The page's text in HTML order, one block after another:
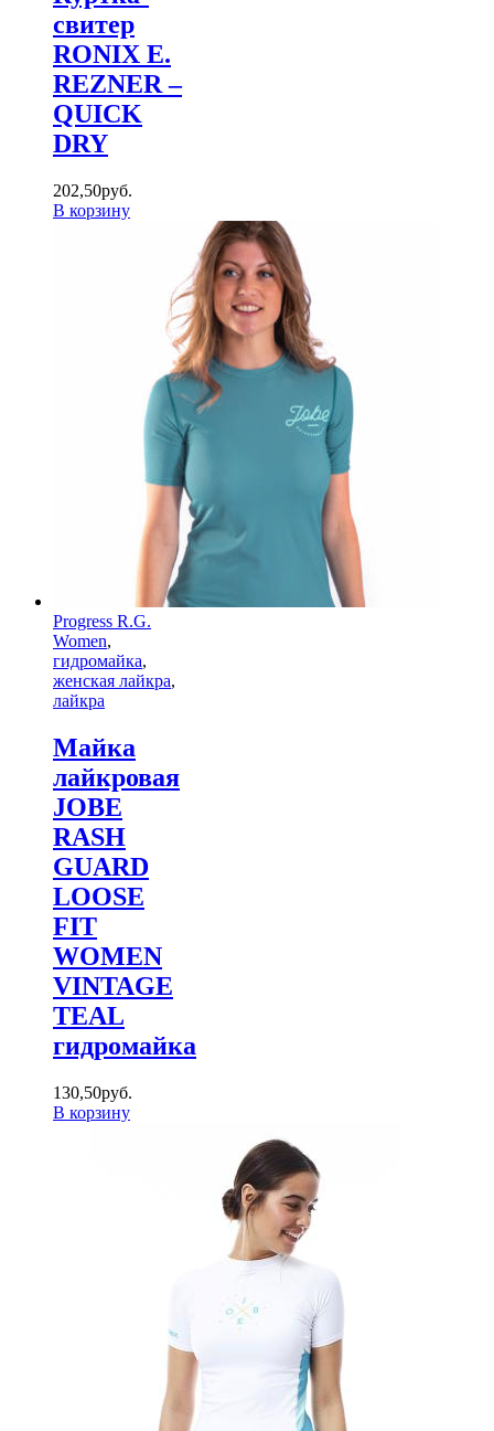
свитер
RONIX E.
REZNER –
QUICK
DRY
202,50руб.
В корзину
Progress R.G.
Women,
гидромайка,
женская лайкра,
лайкра
Майка
лайкровая
JOBE
RASH
GUARD
LOOSE
FIT
WOMEN
VINTAGE
TEAL
гидромайка
130,50руб.
В корзину